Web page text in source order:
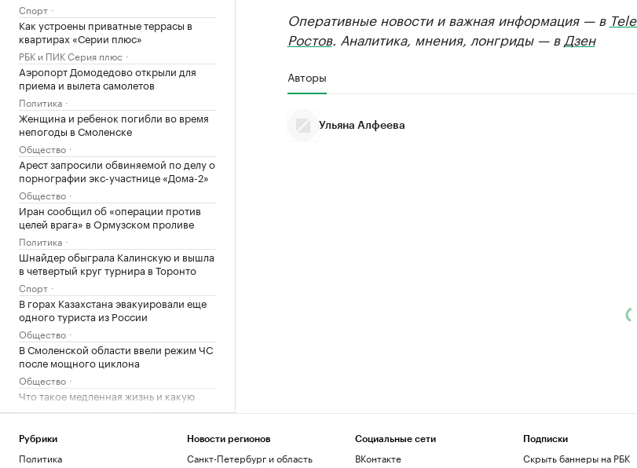
Спорт
Как устроены приватные террасы в
квартирах «Серии плюс»
РБК и ПИК Серия плюс
Аэропорт Домодедово открыли для
приема и вылета самолетов
Политика
Женщина и ребенок погибли во время
непогоды в Смоленске
Общество
Арест запросили обвиняемой по делу о
порнографии экс-участнице «Дома-2»
Общество
Иран сообщил об «операции против
целей врага» в Ормузском проливе
Политика
Шнайдер обыграла Калинскую и вышла
в четвертый круг турнира в Торонто
Спорт
В горах Казахстана эвакуировали еще
одного туриста из России
Общество
В Смоленской области ввели режим ЧС
после мощного циклона
Общество
Что такое медленная жизнь и какую
роль в этом играет дерево
Эксперты и студенты назвали
преимущества обучения за рубежом
Оперативные новости и важная информация — в
Ростов. Аналитика, мнения, лонгриды — в Дзен
Авторы
Ульяна Алфеева
Рубрики
Политика
Новости регионов
Санкт-Петербург и область
Социальные сети
ВКонтакте
Подписки
Скрыть баннеры на РБК